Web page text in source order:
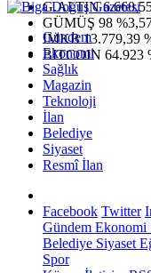
G.ALTIN
GÜMÜŞ 98
IMKB13.779,39
BITCOIN 64.923
Gündem
Ekonomi
Sağlık
Magazin
Teknoloji
İlan
Belediye
Siyaset
Resmî İlan
Facebook Twitter
Gündem Ekonomi
Belediye Siyaset
Spor